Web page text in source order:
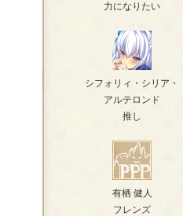
力になりたい
シフォリィ・シリア・
アルテロンド
推し
有栖 健人
フレンズ